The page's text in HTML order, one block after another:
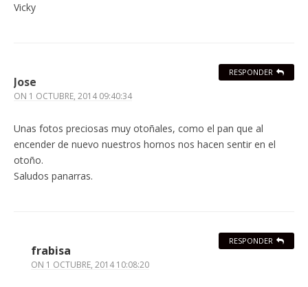
Vicky
Jose
ON 1 OCTUBRE, 2014 09:40:34
Unas fotos preciosas muy otoñales, como el pan que al
encender de nuevo nuestros hornos nos hacen sentir en el
otoño.
Saludos panarras.
RESPONDER
frabisa
ON 1 OCTUBRE, 2014 10:08:20
RESPONDER